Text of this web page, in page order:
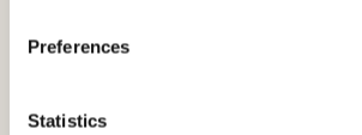
Preferences
Statistics
Epigenetik er den del af genetikken som
forandringer i arvelighed, uafhængigt af
defineres som studiet af eksterne eller
der tænder og slukker for gener (i DNA’et) og